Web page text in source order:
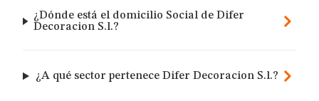
¿Dónde está el domicilio Social de Difer
Decoracion S.l.?
¿A qué sector pertenece Difer Decoracion S.l.?